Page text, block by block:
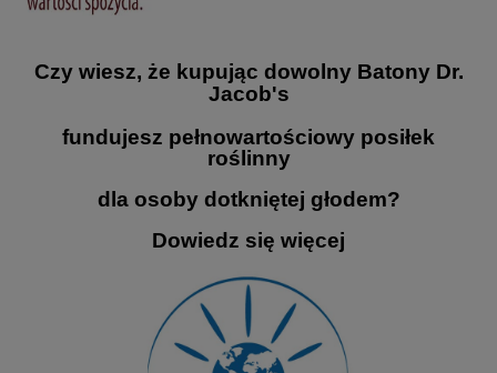
Czy wiesz, że kupując dowolny Batony Dr.
Jacob's
fundujesz pełnowartościowy posiłek
roślinny
dla osoby dotkniętej głodem?
Dowiedz się więcej